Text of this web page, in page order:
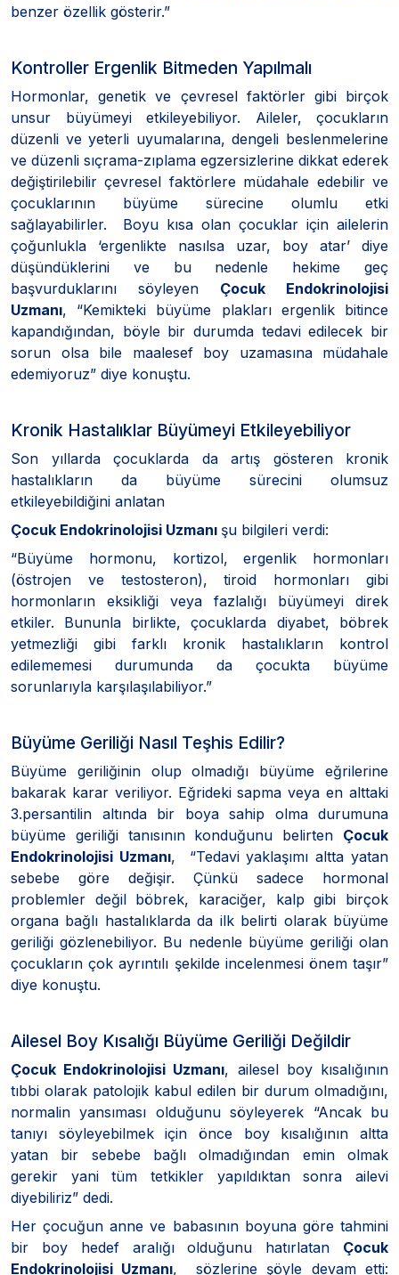
benzer özellik gösterir.”
Kontroller Ergenlik Bitmeden Yapılmalı
Hormonlar, genetik ve çevresel faktörler gibi birçok
unsur büyümeyi etkileyebiliyor. Aileler, çocukların
düzenli ve yeterli uyumalarına, dengeli beslenmelerine
ve düzenli sıçrama-zıplama egzersizlerine dikkat ederek
değiştirilebilir çevresel faktörlere müdahale edebilir ve
çocuklarının büyüme sürecine olumlu etki
sağlayabilirler. Boyu kısa olan çocuklar için ailelerin
çoğunlukla ‘ergenlikte nasılsa uzar, boy atar’ diye
düşündüklerini ve bu nedenle hekime geç
başvurduklarını söyleyen Çocuk Endokrinolojisi
Uzmanı, “Kemikteki büyüme plakları ergenlik bitince
kapandığından, böyle bir durumda tedavi edilecek bir
sorun olsa bile maalesef boy uzamasına müdahale
edemiyoruz” diye konuştu.
Kronik Hastalıklar Büyümeyi Etkileyebiliyor
Son yıllarda çocuklarda da artış gösteren kronik
hastalıkların da büyüme sürecini olumsuz
etkileyebildiğini anlatan
Çocuk Endokrinolojisi Uzmanı şu bilgileri verdi:
“Büyüme hormonu, kortizol, ergenlik hormonları
(östrojen ve testosteron), tiroid hormonları gibi
hormonların eksikliği veya fazlalığı büyümeyi direk
etkiler. Bununla birlikte, çocuklarda diyabet, böbrek
yetmezliği gibi farklı kronik hastalıkların kontrol
edilememesi durumunda da çocukta büyüme
sorunlarıyla karşılaşılabiliyor.”
Büyüme Geriliği Nasıl Teşhis Edilir?
Büyüme geriliğinin olup olmadığı büyüme eğrilerine
bakarak karar veriliyor. Eğrideki sapma veya en alttaki
3.persantilin altında bir boya sahip olma durumuna
büyüme geriliği tanısının konduğunu belirten Çocuk
Endokrinolojisi Uzmanı, “Tedavi yaklaşımı altta yatan
sebebe göre değişir. Çünkü sadece hormonal
problemler değil böbrek, karaciğer, kalp gibi birçok
organa bağlı hastalıklarda da ilk belirti olarak büyüme
geriliği gözlenebiliyor. Bu nedenle büyüme geriliği olan
çocukların çok ayrıntılı şekilde incelenmesi önem taşır”
diye konuştu.
Ailesel Boy Kısalığı Büyüme Geriliği Değildir
Çocuk Endokrinolojisi Uzmanı, ailesel boy kısalığının
tıbbi olarak patolojik kabul edilen bir durum olmadığını,
normalin yansıması olduğunu söyleyerek “Ancak bu
tanıyı söyleyebilmek için önce boy kısalığının altta
yatan bir sebebe bağlı olmadığından emin olmak
gerekir yani tüm tetkikler yapıldıktan sonra ailevi
diyebiliriz” dedi.
Her çocuğun anne ve babasının boyuna göre tahmini
bir boy hedef aralığı olduğunu hatırlatan Çocuk
Endokrinolojisi Uzmanı, sözlerine şöyle devam etti: